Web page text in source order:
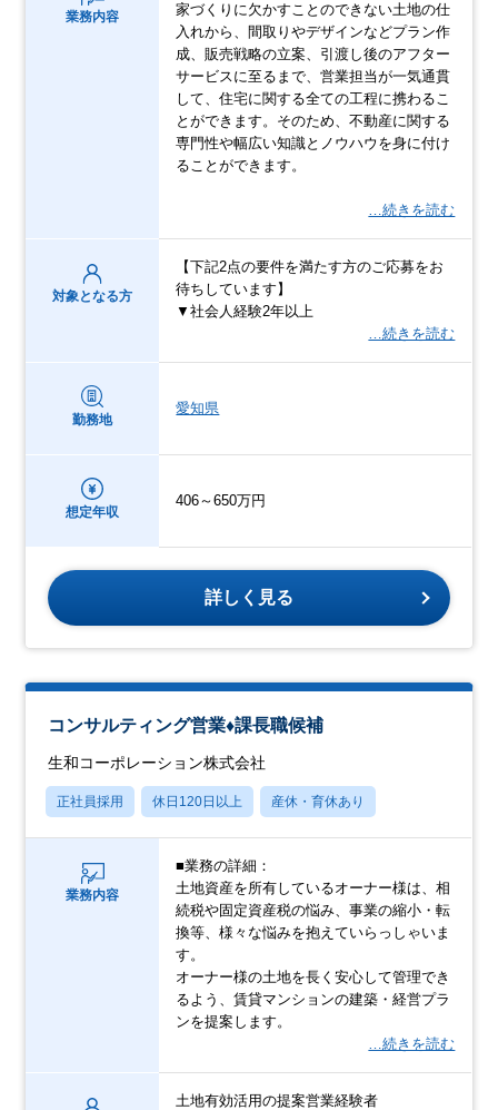
業務内容
家づくりに欠かすことのできない土地の仕
入れから、間取りやデザインなどプラン作
成、販売戦略の立案、引渡し後のアフター
サービスに至るまで、営業担当が一気通貫
して、住宅に関する全ての工程に携わるこ
とができます。そのため、不動産に関する
専門性や幅広い知識とノウハウを身に付け
ることができます。
…続きを読む
対象となる方
【下記2点の要件を満たす方のご応募をお
待ちしています】
▼社会人経験2年以上
…続きを読む
勤務地
愛知県
想定年収
406～650万円
詳しく見る
コンサルティング営業♦課長職候補
生和コーポレーション株式会社
正社員採用 休日120日以上 産休・育休あり
業務内容
■業務の詳細：
土地資産を所有しているオーナー様は、相
続税や固定資産税の悩み、事業の縮小・転
換等、様々な悩みを抱えていらっしゃいま
す。
オーナー様の土地を長く安心して管理でき
るよう、賃貸マンションの建築・経営プラ
ンを提案します。
…続きを読む
土地有効活用の提案営業経験者